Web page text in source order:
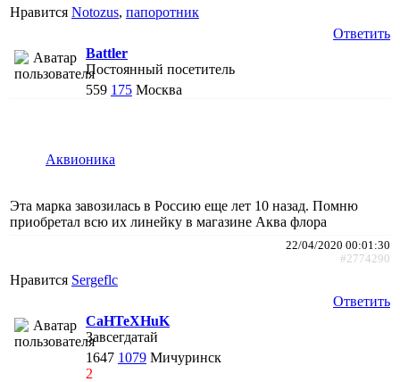
Нравится Notozus, папоротник
Ответить
Battler
Постоянный посетитель
559 175 Москва
Аквионика
Эта марка завозилась в Россию еще лет 10 назад. Помню
приобретал всю их линейку в магазине Аква флора
22/04/2020 00:01:30
#2774290
Нравится Sergeflc
Ответить
CaHTeXHuK
Завсегдатай
1647 1079 Мичуринск
2